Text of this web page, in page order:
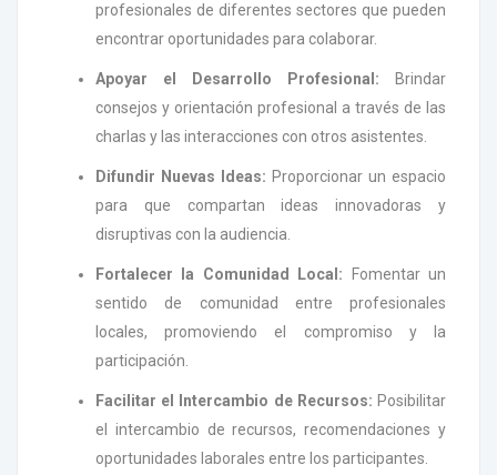
profesionales de diferentes sectores que pueden
encontrar oportunidades para colaborar.
Apoyar el Desarrollo Profesional:
Brindar
consejos y orientación profesional a través de las
charlas y las interacciones con otros asistentes.
Difundir Nuevas Ideas: Proporcionar un espacio
para que compartan ideas innovadoras y
disruptivas con la audiencia.
Fortalecer la Comunidad Local:
Fomentar un
sentido de comunidad entre profesionales
locales, promoviendo el compromiso y la
participación.
Facilitar el Intercambio de Recursos: Posibilitar
el intercambio de recursos, recomendaciones y
oportunidades laborales entre los participantes.